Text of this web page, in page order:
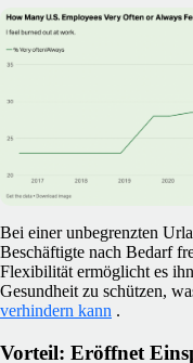
Bei einer unbegrenzten
Beschäftigte nach Bedarf
Flexibilität ermöglicht es
Gesundheit zu schützen,
verhindern kann .
Vorteil: Eröffnet